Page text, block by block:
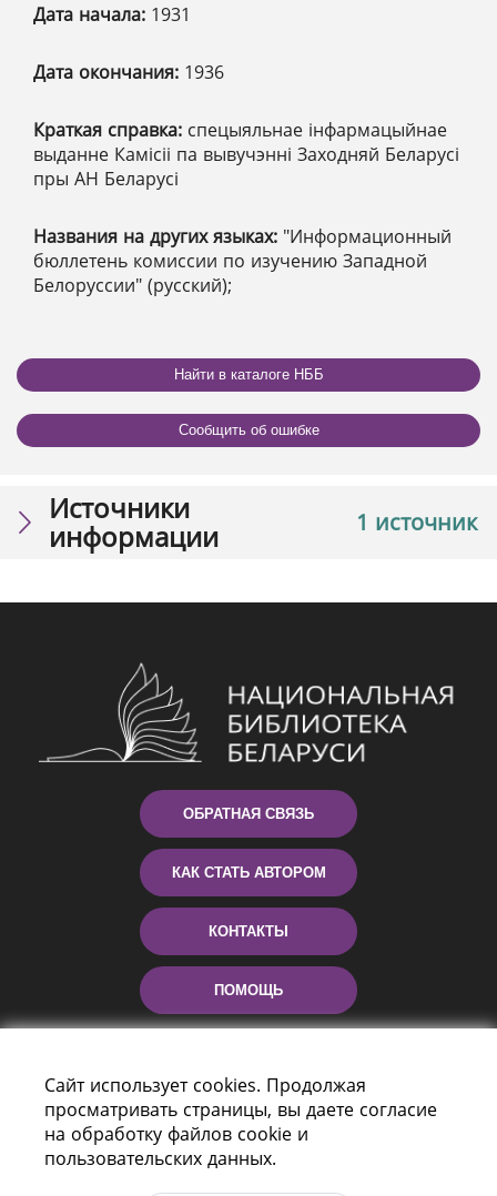
Дата начала: 1931
Дата окончания: 1936
Краткая справка: спецыяльнае інфармацыйнае
выданне Камісіі па вывучэнні Заходняй Беларусі
пры АН Беларусі
Названия на других языках: "Информационный
бюллетень комиссии по изучению Западной
Белоруссии" (русский);
Найти в каталоге НББ
Сообщить об ошибке
1 источник
Источники
информации
ОБРАТНАЯ СВЯЗЬ
КАК СТАТЬ АВТОРОМ
КОНТАКТЫ
ПОМОЩЬ
Сайт использует cookies. Продолжая
просматривать страницы, вы даете согласие
на обработку файлов cookie и
пользовательских данных.